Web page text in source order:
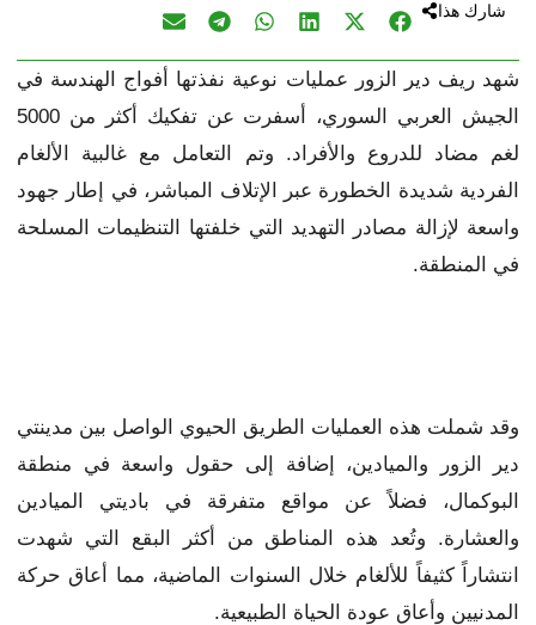
شارك هذا
شهد ريف دير الزور عمليات نوعية نفذتها أفواج الهندسة في
الجيش العربي السوري، أسفرت عن تفكيك أكثر من 5000
لغم مضاد للدروع والأفراد. وتم التعامل مع غالبية الألغام
الفردية شديدة الخطورة عبر الإتلاف المباشر، في إطار جهود
واسعة لإزالة مصادر التهديد التي خلفتها التنظيمات المسلحة
في المنطقة.
وقد شملت هذه العمليات الطريق الحيوي الواصل بين مدينتي
دير الزور والميادين، إضافة إلى حقول واسعة في منطقة
البوكمال، فضلاً عن مواقع متفرقة في باديتي الميادين
والعشارة. وتُعد هذه المناطق من أكثر البقع التي شهدت
انتشاراً كثيفاً للألغام خلال السنوات الماضية، مما أعاق حركة
المدنيين وأعاق عودة الحياة الطبيعية.